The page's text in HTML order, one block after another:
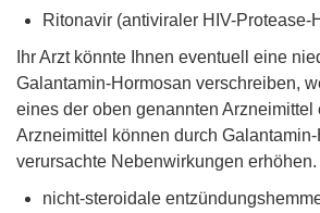
Ritonavir (antiviraler HIV-Protease-
Ihr Arzt könnte Ihnen eventuell eine
Galantamin-Hormosan verschreiben,
eines der oben genannten
Arzneimittel können durch
verursachte Nebenwirkungen
nicht-steroidale